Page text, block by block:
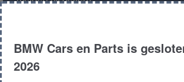
Kleur :
BMW Cars en Parts is
2026